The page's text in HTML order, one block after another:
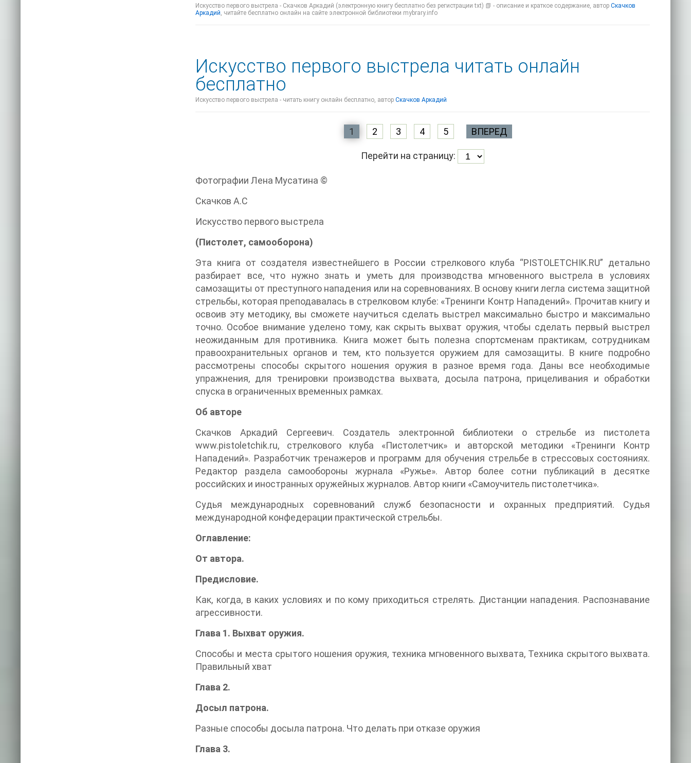
Искусство первого выстрела - Скачков Аркадий (электронную книгу бесплатно без регистрации txt) 📗 - описание и краткое содержание, автор Скачков
Аркадий, читайте бесплатно онлайн на сайте электронной библиотеки mybrary.info
Искусство первого выстрела читать онлайн
бесплатно
Искусство первого выстрела - читать книгу онлайн бесплатно, автор Скачков Аркадий
1 2 3 4 5 ВПЕРЕД
Перейти на страницу:
Фотографии Лена Мусатина ©
Скачков А.С
Искусство первого выстрела
(Пистолет, самооборона)
Эта книга от создателя известнейшего в России стрелкового клуба “PISTOLETCHIK.RU” детально
разбирает все, что нужно знать и уметь для производства мгновенного выстрела в условиях
самозащиты от преступного нападения или на соревнованиях. В основу книги легла система защитной
стрельбы, которая преподавалась в стрелковом клубе: «Тренинги Контр Нападений». Прочитав книгу и
освоив эту методику, вы сможете научиться сделать выстрел максимально быстро и максимально
точно. Особое внимание уделено тому, как скрыть выхват оружия, чтобы сделать первый выстрел
неожиданным для противника. Книга может быть полезна спортсменам практикам, сотрудникам
правоохранительных органов и тем, кто пользуется оружием для самозащиты. В книге подробно
рассмотрены способы скрытого ношения оружия в разное время года. Даны все необходимые
упражнения, для тренировки производства выхвата, досыла патрона, прицеливания и обработки
спуска в ограниченных временных рамках.
Об авторе
Скачков Аркадий Сергеевич. Создатель электронной библиотеки о стрельбе из пистолета
www.pistoletchik.ru, стрелкового клуба «Пистолетчик» и авторской методики «Тренинги Контр
Нападений». Разработчик тренажеров и программ для обучения стрельбе в стрессовых состояниях.
Редактор раздела самообороны журнала «Ружье». Автор более сотни публикаций в десятке
российских и иностранных оружейных журналов. Автор книги «Самоучитель пистолетчика».
Судья международных соревнований служб безопасности и охранных предприятий. Судья
международной конфедерации практической стрельбы.
Оглавление:
От автора.
Предисловие.
Как, когда, в каких условиях и по кому приходиться стрелять. Дистанции нападения. Распознавание
агрессивности.
Глава 1. Выхват оружия.
Способы и места срытого ношения оружия, техника мгновенного выхвата, Техника скрытого выхвата.
Правильный хват
Глава 2.
Досыл патрона.
Разные способы досыла патрона. Что делать при отказе оружия
Глава 3.